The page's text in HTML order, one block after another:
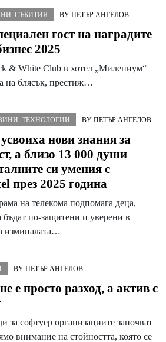
, СЪБИТИЯ BY ПЕТЪР АНГЕЛОВ
гост на наградите
2025
& White Club в хотел „Милениум“
на блясък, престиж…
, ТЕХНОЛОГИИ BY ПЕТЪР АНГЕЛОВ
нови знания за
а близо 13 000 души
си умения с
през 2025 година
на телекома подпомага деца,
бъдат по-защитени и уверени в
изминалата…
BY ПЕТЪР АНГЕЛОВ
е просто разход, а актив с
за софтуер организациите започват
внимание на стойността, която се